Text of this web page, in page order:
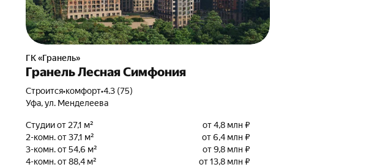
ГК «Гранель»
Гранель Лесная Симфония
Строится•комфорт•4.3 (75)
Уфа, ул. Менделеева
Студии от 27,1 м²
от 4,8 млн ₽
2-комн. от 37,1 м²
от 6,4 млн ₽
3-комн. от 54,6 м²
от 9,8 млн ₽
4-комн. от 88,4 м²
от 13,8 млн ₽